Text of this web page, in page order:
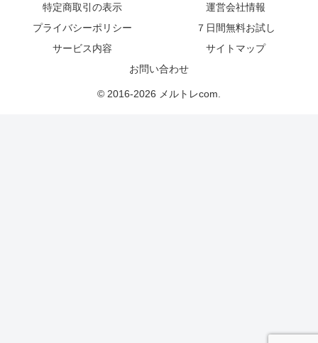
特定商取引の表示
運営会社情報
プライバシーポリシー
７日間無料お試し
サービス内容
サイトマップ
お問い合わせ
© 2016-2026 メルトレcom.